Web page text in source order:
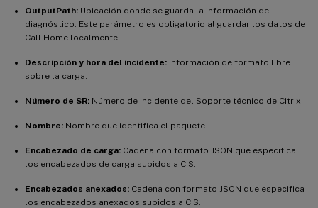
OutputPath: Ubicación donde se guarda la información de
diagnóstico. Este parámetro es obligatorio al guardar los datos de
Call Home localmente.
Descripción y hora del incidente: Información de formato libre
sobre la carga.
Número de SR: Número de incidente del Soporte técnico de Citrix.
Nombre: Nombre que identifica el paquete.
Encabezado de carga: Cadena con formato JSON que especifica
los encabezados de carga subidos a CIS.
Encabezados anexados: Cadena con formato JSON que especifica
los encabezados anexados subidos a CIS.